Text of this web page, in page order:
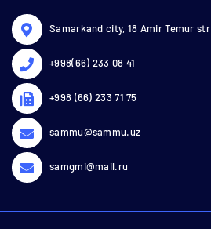
Samarkand city, 18 Amir Temur str
+998(66) 233 08 41
+998 (66) 233 71 75
sammu@sammu.uz
samgmi@mail.ru